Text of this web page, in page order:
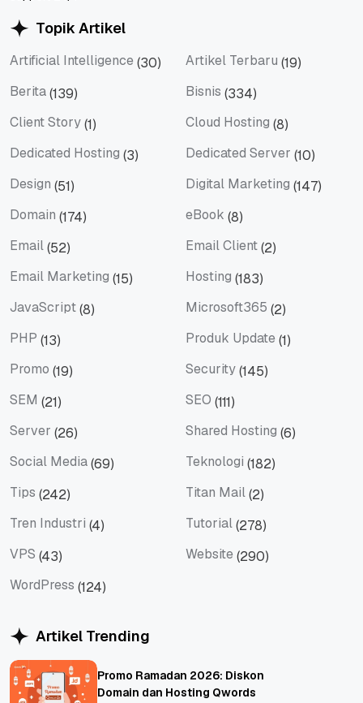
Topik Artikel
Artificial Intelligence (30) Artikel Terbaru (19)
Berita(139) Bisnis (334)
Client Story(1) Cloud Hosting (8)
Dedicated Hosting (3) Dedicated Server (10)
Design (51) Digital Marketing (147)
Domain (174) eBook (8)
Email(52) Email Client(2)
Email Marketing (15) Hosting (183)
JavaScript(8) Microsoft365 (2)
PHP (13) Produk Update (1)
Promo (19) Security(145)
SEM (21) SEO (111)
Server (26) Shared Hosting (6)
Social Media(69) Teknologi (182)
Tips (242) Titan Mail(2)
Tren Industri (4) Tutorial(278)
VPS (43) Website (290)
WordPress (124)
Artikel Trending
Promo Ramadan 2026: Diskon
Domain dan Hosting Qwords